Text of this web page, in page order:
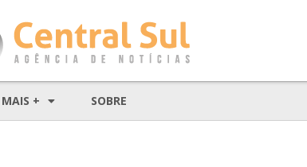
MAIS + SOBRE